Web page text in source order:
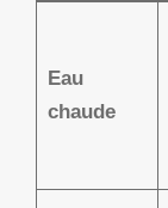
Eau
chaude